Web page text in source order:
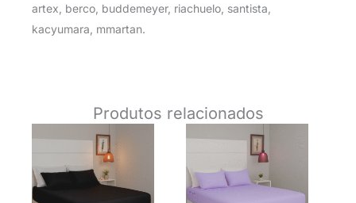
artex, berco, buddemeyer, riachuelo, santista,
kacyumara, mmartan.
Produtos relacionados
O
preço
original
era:
R$ 85,90.R$ 55,90.
O
preço
original
era:
R$ 85,90.R$